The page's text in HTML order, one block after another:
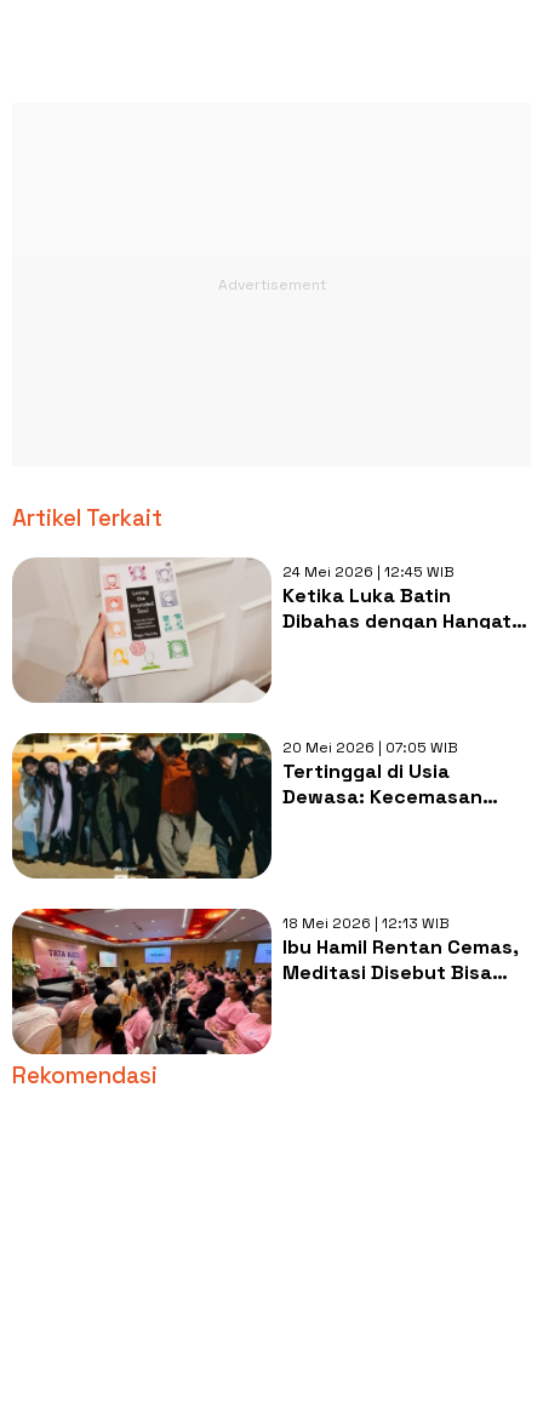
Artikel Terkait
24 Mei 2026 | 12:45 WIB
Ketika Luka Batin
Dibahas dengan Hangat
20 Mei 2026 | 07:05 WIB
Tertinggal di Usia
Dewasa: Kecemasan
18 Mei 2026 | 12:13 WIB
Ibu Hamil Rentan Cemas,
Meditasi Disebut Bisa
Rekomendasi